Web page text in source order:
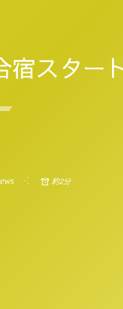
スター
約2分